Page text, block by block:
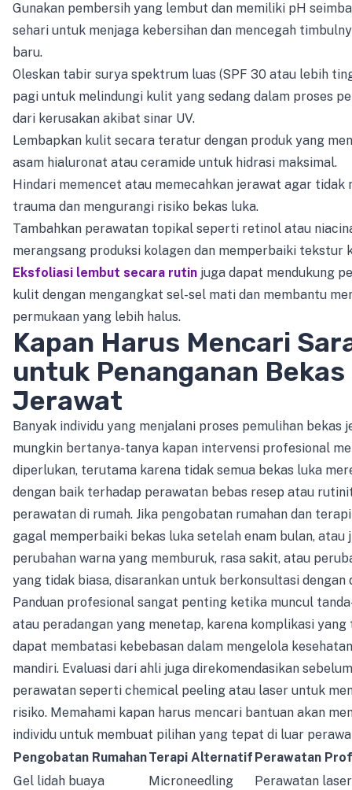
Gunakan pembersih yang lembut dan memiliki pH
sehari untuk menjaga kebersihan dan mencegah
baru.
Oleskan tabir surya spektrum luas (SPF 30 atau lebih
pagi untuk melindungi kulit yang sedang dalam proses
dari kerusakan akibat sinar UV.
Lembapkan kulit secara teratur dengan produk yang
asam hialuronat atau ceramide untuk hidrasi maksimal.
Hindari memencet atau memecahkan jerawat agar tidak
trauma dan mengurangi risiko bekas luka.
Tambahkan perawatan topikal seperti retinol atau
merangsang produksi kolagen dan memperbaiki tekstur
Eksfoliasi lembut secara rutin juga dapat mendukung
kulit dengan mengangkat sel-sel mati dan membantu
permukaan yang lebih halus.
Kapan Harus Mencari
untuk Penanganan Bekas
Jerawat
Banyak individu yang menjalani proses pemulihan bekas
mungkin bertanya-tanya kapan intervensi profesional
diperlukan, terutama karena tidak semua bekas luka
dengan baik terhadap perawatan bebas resep atau
perawatan di rumah. Jika pengobatan rumahan dan
gagal memperbaiki bekas luka setelah enam bulan, atau
perubahan warna yang memburuk, rasa sakit, atau
yang tidak biasa, disarankan untuk berkonsultasi
Panduan profesional sangat penting ketika muncul
atau peradangan yang menetap, karena komplikasi
dapat membatasi kebebasan dalam mengelola
mandiri. Evaluasi dari ahli juga direkomendasikan
perawatan seperti chemical peeling atau laser untuk
risiko. Memahami kapan harus mencari bantuan akan
individu untuk membuat pilihan yang tepat di luar
Pengobatan RumahanTerapi Alternatif Perawatan
Gel lidah buaya
Microneedling
Perawatan laser